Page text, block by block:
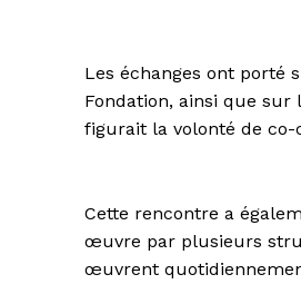
Les échanges ont porté
Fondation, ainsi que
figurait la volonté de
Cette rencontre a
œuvre par plusieurs
œuvrent